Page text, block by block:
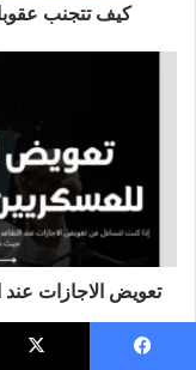
كيف تتجنب
للعسكريين:
تحتاج
معرفته
تعويض الاجازات